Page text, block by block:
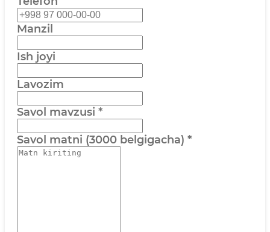
Manzil
Ish joyi
Lavozim
Savol mavzusi *
Savol matni (3000 belgigacha) *